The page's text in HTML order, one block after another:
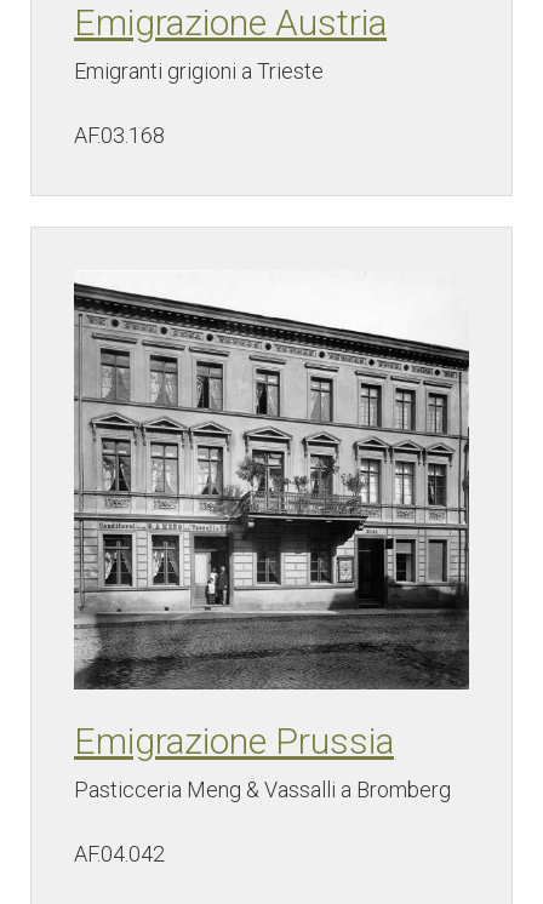
Emigrazione Austria
Emigranti grigioni a Trieste
AF.03.168
Emigrazione Prussia
Pasticceria Meng & Vassalli a Bromberg
AF.04.042